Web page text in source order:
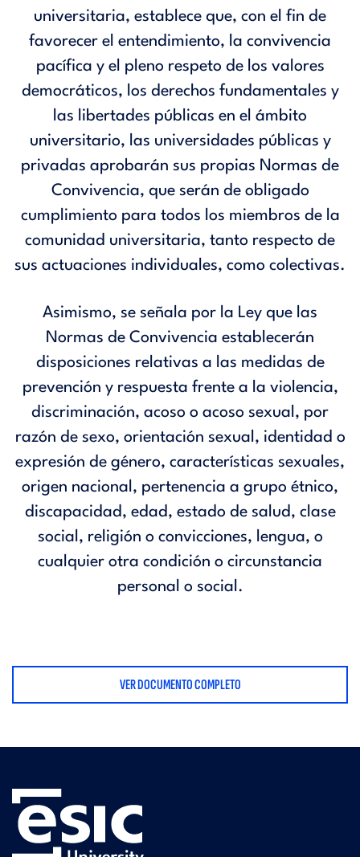
universitaria, establece que, con el fin de
favorecer el entendimiento, la convivencia
pacífica y el pleno respeto de los valores
democráticos, los derechos fundamentales y
las libertades públicas en el ámbito
universitario, las universidades públicas y
privadas aprobarán sus propias Normas de
Convivencia, que serán de obligado
cumplimiento para todos los miembros de la
comunidad universitaria, tanto respecto de
sus actuaciones individuales, como colectivas.
Asimismo, se señala por la Ley que las
Normas de Convivencia establecerán
disposiciones relativas a las medidas de
prevención y respuesta frente a la violencia,
discriminación, acoso o acoso sexual, por
razón de sexo, orientación sexual, identidad o
expresión de género, características sexuales,
origen nacional, pertenencia a grupo étnico,
discapacidad, edad, estado de salud, clase
social, religión o convicciones, lengua, o
cualquier otra condición o circunstancia
personal o social.
VER DOCUMENTO COMPLETO